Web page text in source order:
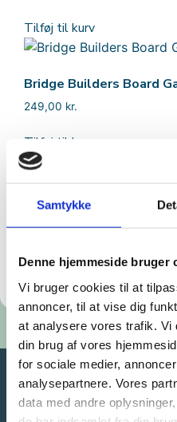
Samtykke
Denne hjemmeside bruger
Vi bruger cookies til at
annoncer, til at vise dig
at analysere vores trafik. Vi
din brug af vores
for sociale medier,
analysepartnere. Vores
data med andre
pris
var:
100,00 kr..
er:
70,00 kr..
Tilføj til kurv
Bridge Builders Board
249,00 kr.
Tilføj til kurv